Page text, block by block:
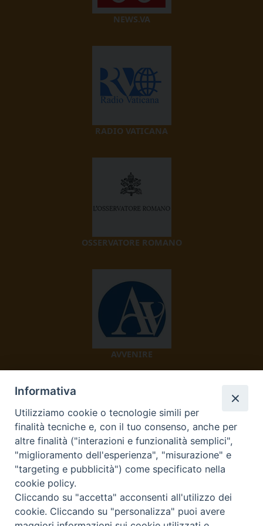
NEWS.VA
RADIO VATICANA
OSSERVATORE ROMANO
AVVENIRE
TV 2000
Informativa
Utilizziamo cookie o tecnologie simili per
finalità tecniche e, con il tuo consenso, anche per
altre finalità ("interazioni e funzionalità semplici",
"miglioramento dell'esperienza", "misurazione" e
"targeting e pubblicità") come specificato nella
cookie policy.
Cliccando su "accetta" acconsenti all'utilizzo dei
cookie. Cliccando su "personalizza" puoi avere